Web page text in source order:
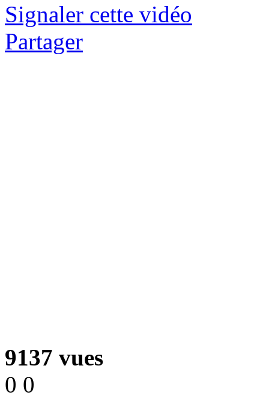
Signaler cette vidéo
Partager
9137 vues
0 0